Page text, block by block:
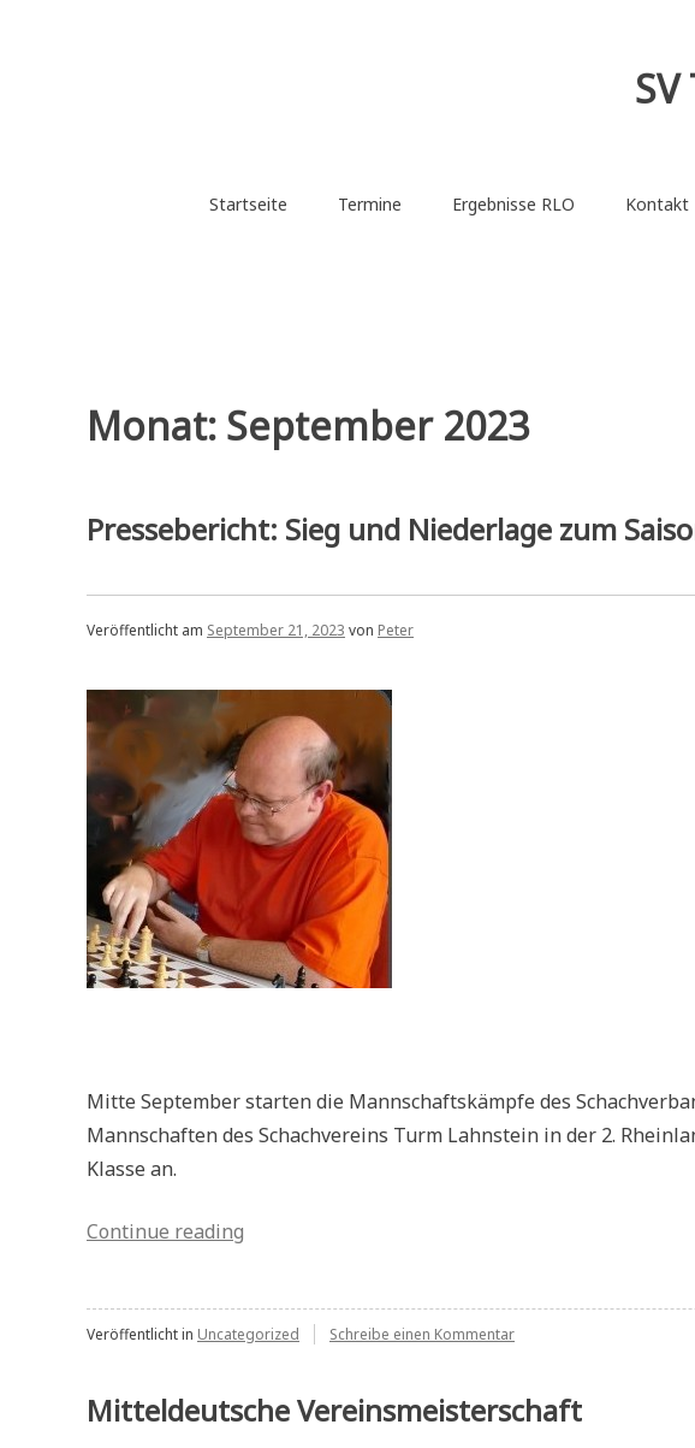
Startseite Termine Ergebnisse RLO Kontakt
Monat: September 2023
Pressebericht: Sieg und Niederlage zum
Veröffentlicht am September 21, 2023 von Peter
Mitte September starten die Mannschaftskämpfe des
Mannschaften des Schachvereins Turm Lahnstein in der 2.
Klasse an.
Continue reading
Niederlage
Saisonauftakt“
Veröffentlicht in Uncategorized Schreibe einen Kommentarzu
und
Niederlage
Mitteldeutsche Vereinsmeisterschaft